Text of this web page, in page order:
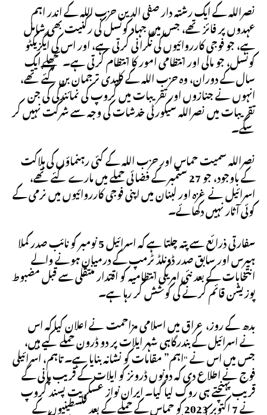
نصراللہ کے ایک رشتہ دار صفی الدین حزب اللہ کے اندر اہم
عہدوں پر فائز تھے، جس میں جہاد کونسل کی رکنیت بھی شامل
ہے، جو فوجی کارروائیوں کی نگرانی کرتی ہے، اور اس کی ایگزیکٹو
کونسل، جو مالی اور انتظامی امور کا انتظام کرتی ہے۔ پچھلے ایک
سال کے دوران، وہ حزب اللہ کے کلیدی ترجمان بن گئے تھے،
انہوں نے جنازوں اور تقریبات میں گروپ کی نمائندگی کی جن
تقریبات میں نصراللہ سیکورٹی خدشات کی وجہ سے شرکت نہیں کر
سکے۔
نصراللہ سمیت حماس اور حزب اللہ کے کئی رہنماؤں کی ہلاکت
کے باوجود، جو 27 ستمبر کے فضائی حملے میں مارے گئے تھے،
اسرائیل نے غزہ اور لبنان میں اپنی فوجی کارروائیوں میں نرمی کے
کوئی آثار نہیں دکھائے۔
سفارتی ذرائع سے پتہ چلتا ہے کہ اسرائیل 5 نومبر کو نائب صدر کملا
ہیرس اور سابق صدر ڈونلڈ ٹرمپ کے درمیان ہونے والے
انتخابات کے بعد نئی امریکی انتظامیہ کو اقتدار منتقلی سے قبل مضبوط
پوزیشن قائم کرنے کی کوشش کر رہا ہے۔
بدھ کے روز، عراق میں اسلامی مزاحمت نے اعلان کیا کہ اس
نے اسرائیل کے بندرگاہی شہر ایلات پر دو ڈرون حملے کیے ہیں،
جس میں اس نے "اہم” مقامات کو نشانہ بنایا ہے۔ تاہم، اسرائیلی
فوج نے اطلاع دی کہ دونوں ڈرونز کو ایلات کے قریب پانی کے
قریب پہنچتے ہی روک لیا گیا۔ ایران نواز عسکریت پسند گروپ
نے 7 اکتوبر 2023 کو حماس کے حملے کے بعد فلسطینیوں کے